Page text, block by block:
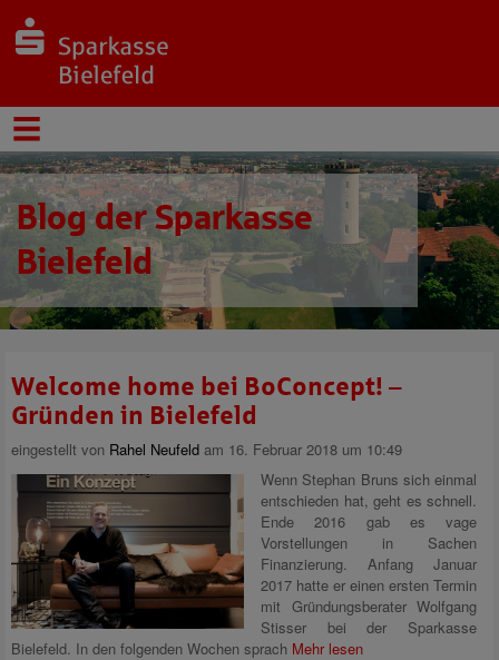
Blog der Sparkasse
Bielefeld
Welcome home bei BoConcept! –
Gründen in Bielefeld
eingestellt von Rahel Neufeld am 16. Februar 2018 um 10:49
Wenn Stephan Bruns sich einmal
entschieden hat, geht es schnell.
Ende 2016 gab es vage
Vorstellungen in Sachen
Finanzierung. Anfang Januar
2017 hatte er einen ersten Termin
mit Gründungsberater Wolfgang
Stisser bei der Sparkasse
Bielefeld. In den folgenden Wochen sprach Mehr lesen